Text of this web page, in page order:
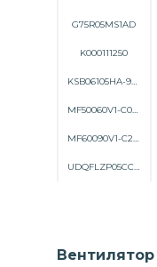
G75R05MS1AD
K000111250
KSB06105HA-9K1N
MF50060V1-C010-S99
MF60090V1-C270-G99
UDQFLZP05CCM